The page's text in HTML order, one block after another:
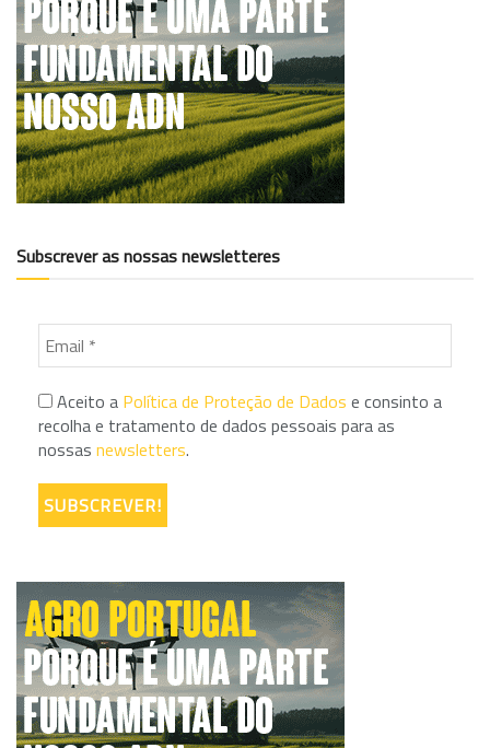
Subscrever as nossas newsletteres
Aceito a Política de Proteção de Dados e consinto a
recolha e tratamento de dados pessoais para as
nossas newsletters.